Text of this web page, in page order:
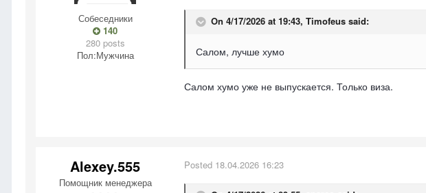
Собеседники
140
280 posts
Пол:Мужчина
On 4/17/2026 at 19:43, Timofeus said:
Салом, лучше хумо
Салом хумо уже не выпускается. Только виза.
Alexey.555
Помощник менеджера
Posted 18.04.2026 16:23